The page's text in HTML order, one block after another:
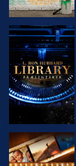
UDFORSK
SERIEN
UDFORSK